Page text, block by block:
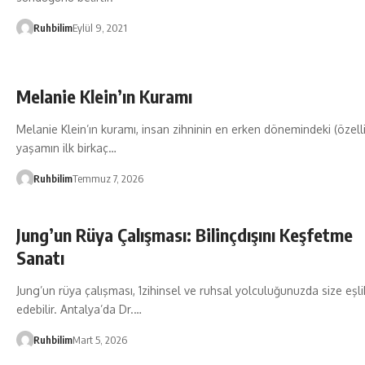
RuhbilimEylül 9, 2021
Melanie Klein’ın Kuramı
Melanie Klein’ın kuramı, insan zihninin en erken dönemindeki
yaşamın ilk birkaç…
RuhbilimTemmuz 7, 2026
Jung’un Rüya Çalışması: Bilinçdışını Keşfetme
Sanatı
Jung’un rüya çalışması, 1zihinsel ve ruhsal yolculuğunuzda size
edebilir. Antalya’da Dr.…
RuhbilimMart 5, 2026